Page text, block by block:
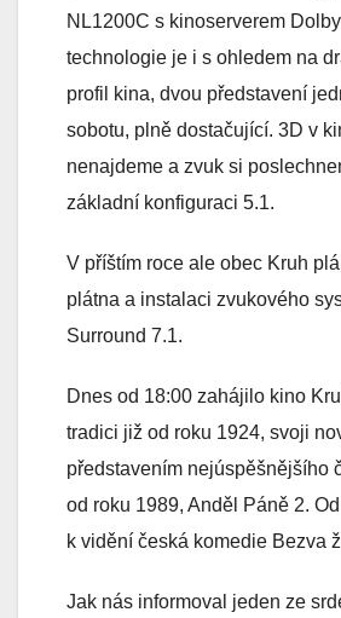
NL1200C s kinoserverem
technologie je i s ohledem na
profil kina, dvou představení
sobotu, plně dostačující. 3D v
nenajdeme a zvuk si
základní konfiguraci 5.1.
V příštím roce ale obec Kruh
plátna a instalaci zvukového
Surround 7.1.
Dnes od 18:00 zahájilo kino
tradici již od roku 1924, svoji
představením nejúspěšnějšího
od roku 1989, Anděl Páně 2.
k vidění česká komedie Bezva
Jak nás informoval jeden ze